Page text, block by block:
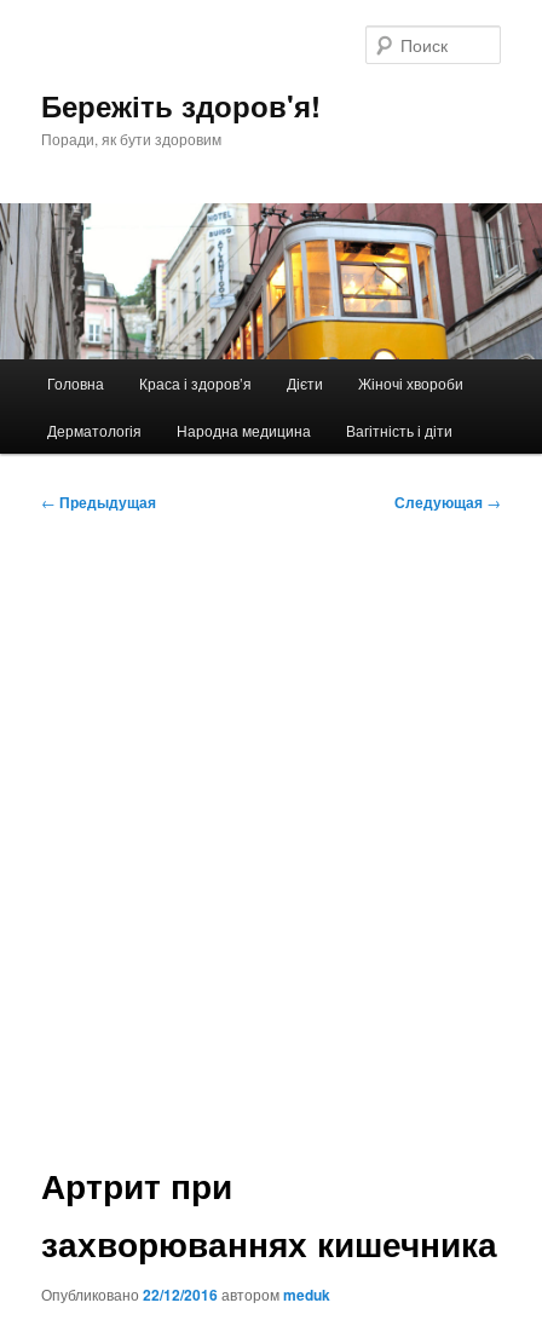
Бережіть здоров'я!
Поради, як бути здоровим
Головна Краса і здоров’я Дієти Жіночі хвороби
Дерматологія Народна медицина Вагітність і діти
Навигация
← Предыдущая Следующая →
Артрит при
захворюваннях кишечника
Опубликовано22/12/2016авторомmeduk